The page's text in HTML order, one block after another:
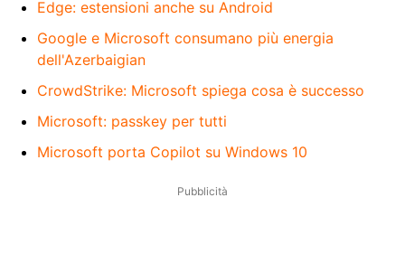
Edge: estensioni anche su Android
Google e Microsoft consumano più energia
dell'Azerbaigian
CrowdStrike: Microsoft spiega cosa è successo
Microsoft: passkey per tutti
Microsoft porta Copilot su Windows 10
Pubblicità